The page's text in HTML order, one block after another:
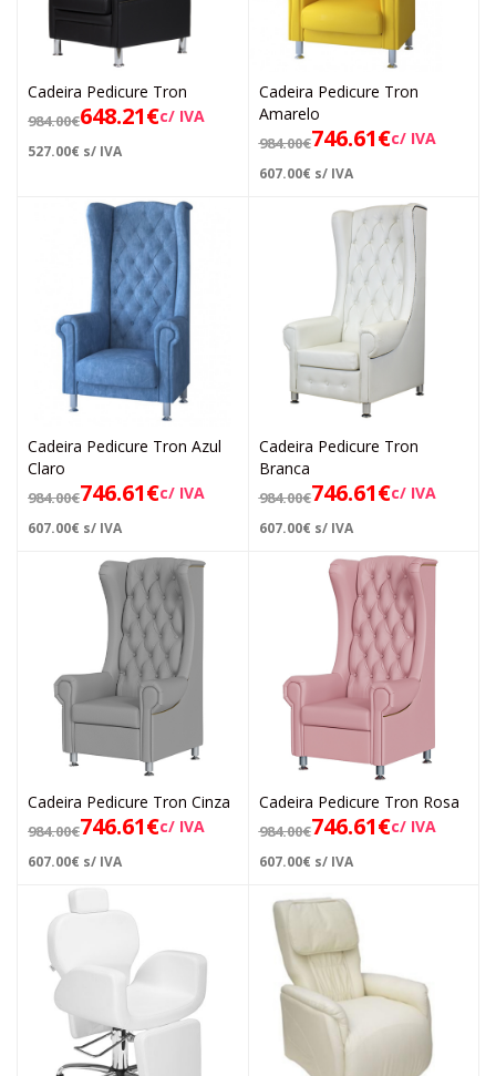
Cadeira Pedicure Tron
984.00€648.21€c/ IVA
527.00€ s/ IVA
Cadeira Pedicure Tron
Amarelo
984.00€746.61€c/ IVA
607.00€ s/ IVA
Cadeira Pedicure Tron Azul
Claro
984.00€746.61€c/ IVA
607.00€ s/ IVA
Cadeira Pedicure Tron
Branca
984.00€746.61€c/ IVA
607.00€ s/ IVA
Cadeira Pedicure Tron Cinza
984.00€746.61€c/ IVA
607.00€ s/ IVA
Cadeira Pedicure Tron Rosa
984.00€746.61€c/ IVA
607.00€ s/ IVA